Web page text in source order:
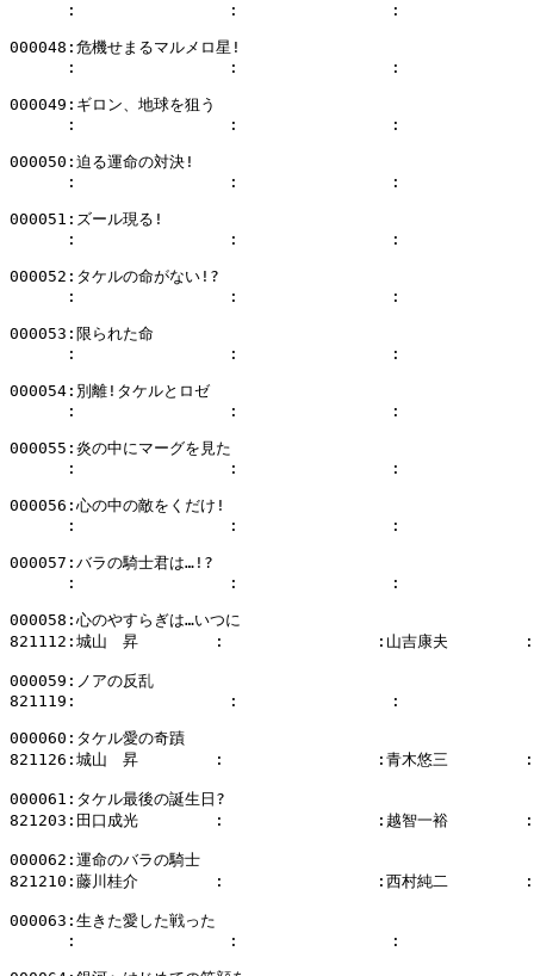
:                :                :
000048:危機せまるマルメロ星!
:                :                :
000049:ギロン、地球を狙う
:                :                :
000050:迫る運命の対決!
:                :                :
000051:ズール現る!
:                :                :
000052:タケルの命がない!?
:                :                :
000053:限られた命
:                :                :
000054:別離!タケルとロゼ
:                :                :
000055:炎の中にマーグを見た
:                :                :
000056:心の中の敵をくだけ!
:                :                :
000057:バラの騎士君は…!?
:                :                :
000058:心のやすらぎは…いつに
821112:城山　昇        :                :山吉康夫        :本
000059:ノアの反乱
821119:                :                :
000060:タケル愛の奇蹟
821126:城山　昇        :                :青木悠三        :本
000061:タケル最後の誕生日?
821203:田口成光        :                :越智一裕        :
000062:運命のバラの騎士
821210:藤川桂介        :                :西村純二        :本
000063:生きた愛した戦った
:                :                :